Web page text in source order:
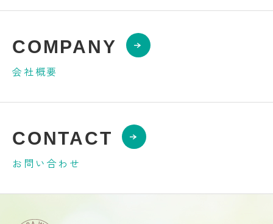
COMPANY
会社概要
CONTACT
お問い合わせ